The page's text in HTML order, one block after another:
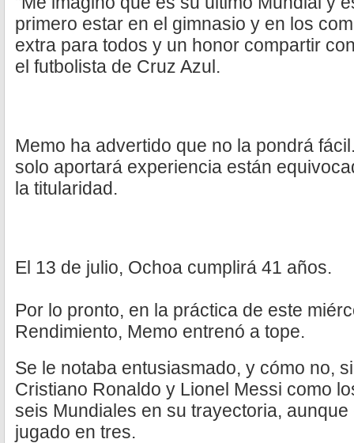
primero estar en el gimnasio y en los
extra para todos y un honor compartir
el futbolista de Cruz Azul.
Memo ha advertido que no la pondrá
solo aportará experiencia están
la titularidad.
El 13 de julio, Ochoa cumplirá 41 años.
Por lo pronto, en la práctica de este
Rendimiento, Memo entrenó a tope.
Se le notaba entusiasmado, y cómo no,
Cristiano Ronaldo y Lionel Messi como
seis Mundiales en su trayectoria,
jugado en tres.